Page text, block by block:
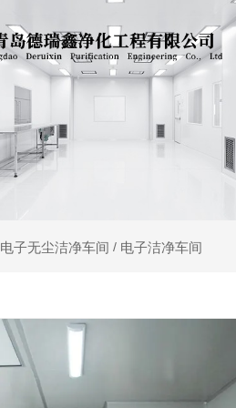
电子无尘洁净车间 / 电子洁净车间